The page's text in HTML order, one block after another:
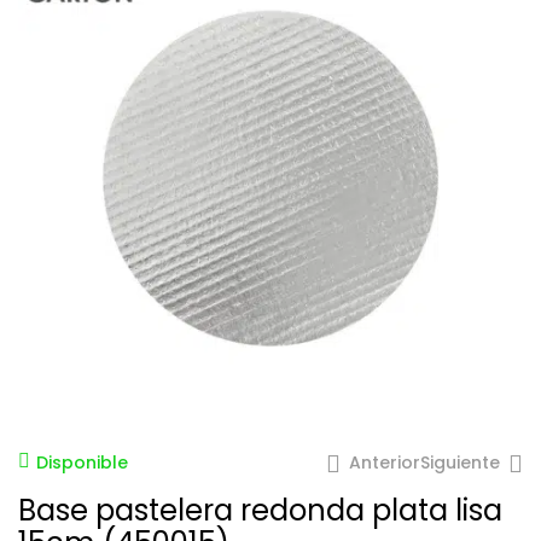
Disponible AnteriorSiguiente
Base pastelera redonda plata lisa